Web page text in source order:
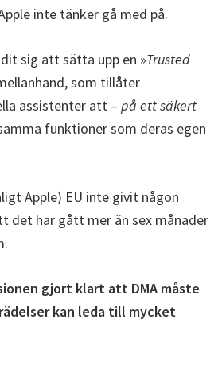
inte tänker gå med på.
sig att sätta upp en »Trusted
som tillåter
assistenter att – på ett säkert
funktioner som deras egen
Apple) EU inte givit någon
det har gått mer än sex månader
gjort klart att DMA måste
kan leda till mycket